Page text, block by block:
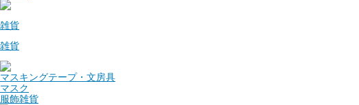
雑貨
雑貨
マスキングテープ・文房具
マスク
服飾雑貨